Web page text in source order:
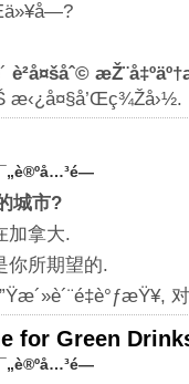
è²å¤šåˆ©
æ‹¿å¤§å’Œç¾Žå›½.
生
态
哪
里?
城市?
加拿大.
所期望的.
for Green